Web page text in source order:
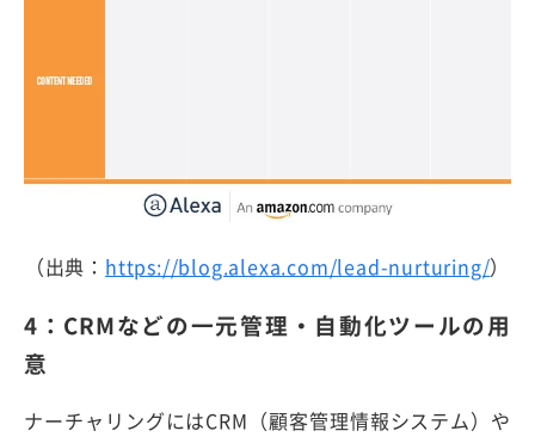
（出典： https://blog.alexa.com/lead-nurturing/）
4：CRMなどの一元管理・自動化ツールの用
意
ナーチャリングにはCRM（顧客管理情報システム）や